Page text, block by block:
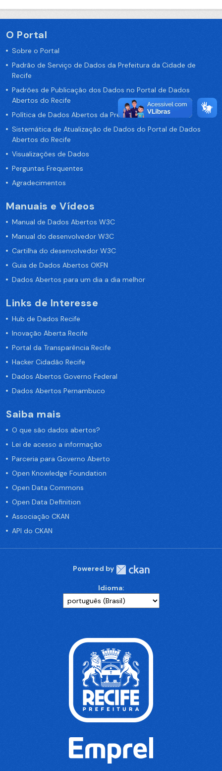
O Portal
Sobre o Portal
Padrão de Serviço de Dados da Prefeitura da Cidade de
Recife
Padrões de Publicação dos Dados no Portal de Dados
Abertos do Recife
Política de Dados Abertos da Prefeitura do Recife
Sistemática de Atualização de Dados do Portal de Dados
Abertos do Recife
Visualizações de Dados
Perguntas Frequentes
Agradecimentos
Manuais e Vídeos
Manual de Dados Abertos W3C
Manual do desenvolvedor W3C
Cartilha do desenvolvedor W3C
Guia de Dados Abertos OKFN
Dados Abertos para um dia a dia melhor
Links de Interesse
Hub de Dados Recife
Inovação Aberta Recife
Portal da Transparência Recife
Hacker Cidadão Recife
Dados Abertos Governo Federal
Dados Abertos Pernambuco
Saiba mais
O que são dados abertos?
Lei de acesso a informação
Parceria para Governo Aberto
Open Knowledge Foundation
Open Data Commons
Open Data Definition
Associação CKAN
API do CKAN
Powered by
Idioma